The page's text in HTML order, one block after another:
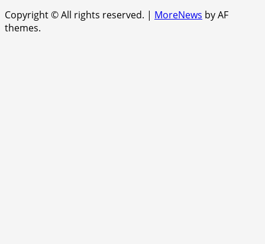
Copyright © All rights reserved. | MoreNews by AF
themes.